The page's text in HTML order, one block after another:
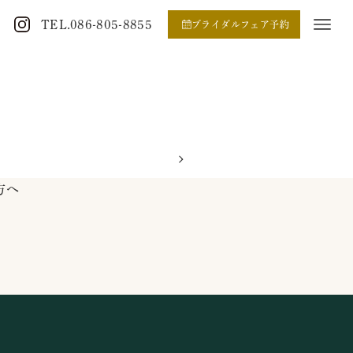
TEL.086-805-8855 ブライダルフェア予約
へ